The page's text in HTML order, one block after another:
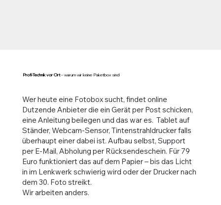
Profi-Technik vor Ort– warum wir keine Paketbox sind
Wer heute eine Fotobox sucht, findet online
Dutzende Anbieter die ein Gerät per Post schicken,
eine Anleitung beilegen und das war es. Tablet auf
Ständer, Webcam-Sensor, Tintenstrahldrucker falls
überhaupt einer dabei ist. Aufbau selbst, Support
per E-Mail, Abholung per Rücksendeschein. Für 79
Euro funktioniert das auf dem Papier – bis das Licht
in im Lenkwerk schwierig wird oder der Drucker nach
dem 30. Foto streikt.
Wir arbeiten anders.